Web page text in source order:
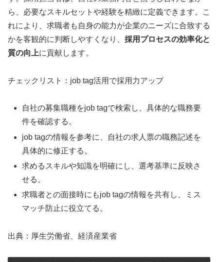
ら、必要なスキルセットや経験を精緻に定義できます。こ
れにより、求職者も自身の能力が企業のニーズに合致する
かを客観的に判断しやすくなり、 採用プロセスの効率化と
質の向上に貢献します。
チェックリスト：job tag活用で採用力アップ
自社の募集職種をjob tagで検索し、具体的な職務要
件を確認する。
job tagの情報を参考に、自社の求人票の職務記述を
具体的に修正する。
求めるスキルや知識を明確にし、選考基準に反映さ
せる。
求職者との面接時にもjob tagの情報を共有し、ミス
マッチ防止に役立てる。
出典：厚生労働省、経済産業省